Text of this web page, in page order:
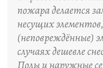
пожара делается
несущих
(неповреждённые)
случаях дешевле
Полы и наружные